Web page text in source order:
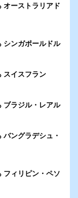
ーストラリアド
ンガポールドル
イスフラン
ラジル・レアル
ングラデシュ・
ィリピン・ペソ